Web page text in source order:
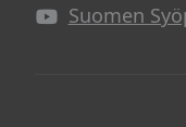
Suomen